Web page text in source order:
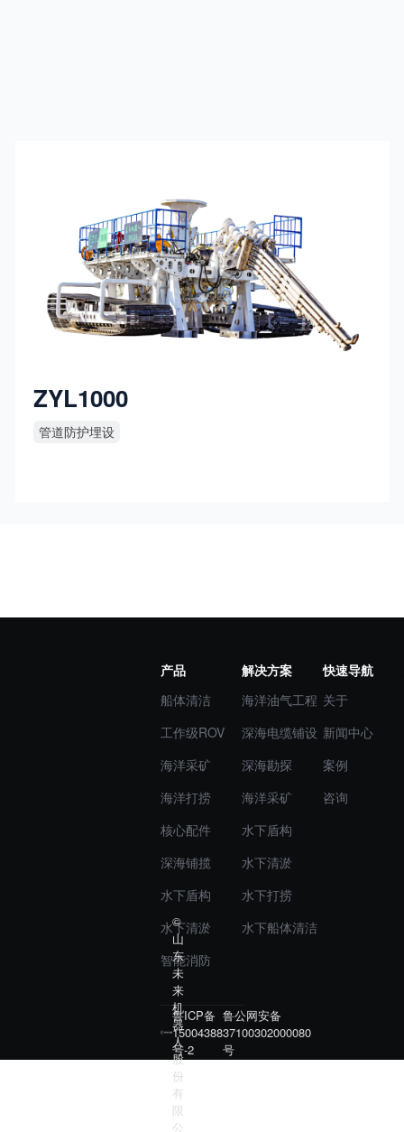
ZYL1000
管道防护埋设
产品
船体清洁
工作级ROV
海洋采矿
海洋打捞
核心配件
深海铺揽
水下盾构
水下清淤
智能消防
解决方案
海洋油气工程
深海电缆铺设
深海勘探
海洋采矿
水下盾构
水下清淤
水下打捞
水下船体清洁
快速导航
关于
新闻中心
案例
咨询
©
山
东
未
来
机
器
人
股
份
有
限
公
鲁ICP备
15004388
号-2
鲁公网安备
37100302000080
号